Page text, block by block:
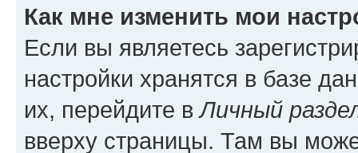
Как мне изменить мои
Если вы являетесь
настройки хранятся в базе
их, перейдите вЛичный
вверху страницы. Там вы